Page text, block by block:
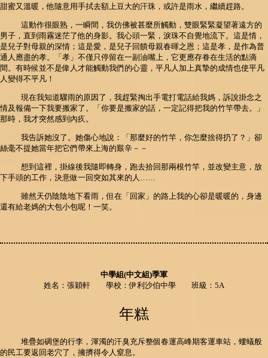
甜蜜又溫暖，他隨意用手拭去額上豆大的汗珠，或許是雨水，繼續趕路。
這動作很眼熟，一瞬間，我仿佛被甚麼所觸動，雙眼緊緊凝望著遠方的
男子，直到雨霧迷茫了他的身影。我心頭一緊，淚珠不自覺地流下。這是情，
是兒子對母親的深情；這是愛，是兒子回饋母親春暉之恩；這是孝，是作為普
通人應盡的孝。「孝」不僅只停留在一副油嘴上，它更應存眷在生活的點滴
間。有時候並不是偉人才能觸動我們的心靈，平凡人加上真摯的成情也使平凡
人變得不平凡！
現在我知道驟雨的原因了，我趕緊掏出手電打電話給我媽，訴說掛念之
情及報備一下我要搬家了。「你要是搬家的話，一定記得把我的竹竿帶去。」
那時，我才突然感到內疚。
我告訴她沒了。她傷心地說：「那麼好的竹竿，你怎麼捨得扔了？」卻
絲毫不提她當年把它們帶來上海的艱辛－－
想到這裡，掛線後我隨即轉身，跑去拾回那兩根竹竿，並改變主意，放
下手頭的工作，決意做一回突如其來的人……
雖然天仍陰陰地下看雨，但在「回家」的路上我的心卻是暖暖的，身邊
還有給老媽的大包小包呢！一笑。
中學組(中文組)季軍
姓名：張穎軒 學校：伊利沙伯中學 班級：5A
年糕
堆疊如碉堡的行李，渾濁的汗臭充斥整個春運高峰期客運車站，螻蟻般
的民工要返回老穴了，擁擠得令人窒息。